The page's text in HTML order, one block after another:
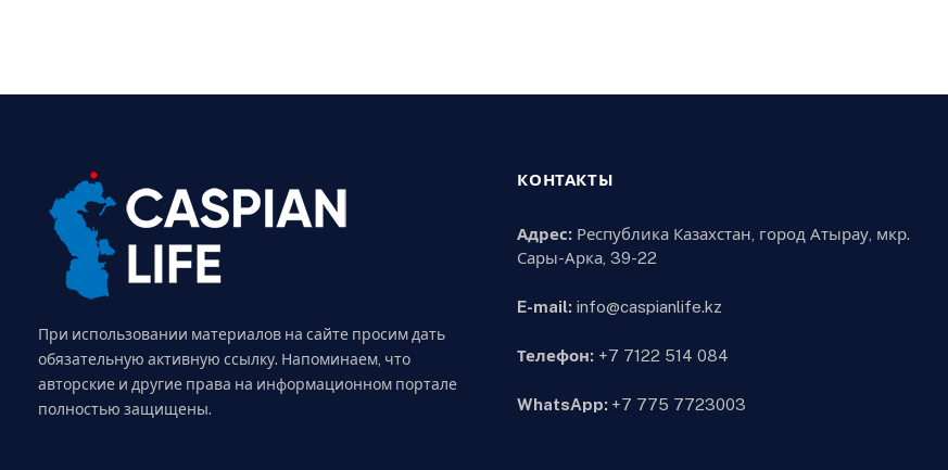
При использовании материалов на сайте просим дать
обязательную активную ссылку. Напоминаем, что
авторские и другие права на информационном портале
полностью защищены.
КОНТАКТЫ
Адрес: Республика Казахстан, город Атырау, мкр.
Сары-Арка, 39-22
E-mail: info@caspianlife.kz
Телефон: +7 7122 514 084
WhatsApp: +7 775 7723003